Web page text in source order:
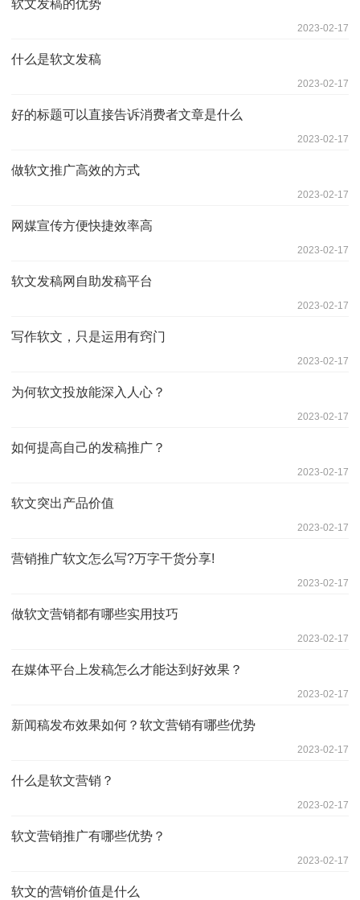
软文发稿的优势
2023-02-17
什么是软文发稿
2023-02-17
好的标题可以直接告诉消费者文章是什么
2023-02-17
做软文推广高效的方式
2023-02-17
网媒宣传方便快捷效率高
2023-02-17
软文发稿网自助发稿平台
2023-02-17
写作软文，只是运用有窍门
2023-02-17
为何软文投放能深入人心？
2023-02-17
如何提高自己的发稿推广？
2023-02-17
软文突出产品价值
2023-02-17
营销推广软文怎么写?万字干货分享!
2023-02-17
做软文营销都有哪些实用技巧
2023-02-17
在媒体平台上发稿怎么才能达到好效果？
2023-02-17
新闻稿发布效果如何？软文营销有哪些优势
2023-02-17
什么是软文营销？
2023-02-17
软文营销推广有哪些优势？
2023-02-17
软文的营销价值是什么